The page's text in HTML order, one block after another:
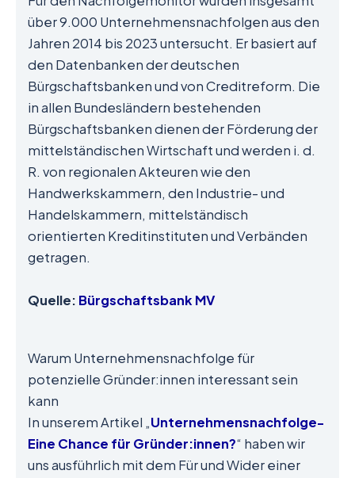
über 9.000 Unternehmensnachfolgen aus den
Jahren 2014 bis 2023 untersucht. Er basiert auf
den Datenbanken der deutschen
Bürgschaftsbanken und von Creditreform. Die
in allen Bundesländern bestehenden
Bürgschaftsbanken dienen der Förderung der
mittelständischen Wirtschaft und werden i. d.
R. von regionalen Akteuren wie den
Handwerkskammern, den Industrie- und
Handelskammern, mittelständisch
orientierten Kreditinstituten und Verbänden
getragen.
Quelle: Bürgschaftsbank MV
Warum Unternehmensnachfolge für
potenzielle Gründer:innen interessant sein
kann
In unserem Artikel „Unternehmensnachfolge-
Eine Chance für Gründer:innen?“ haben wir
uns ausführlich mit dem Für und Wider einer